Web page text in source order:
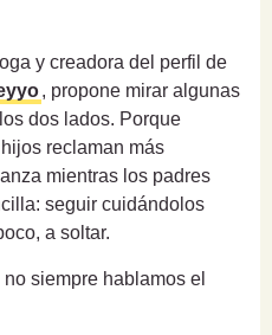
y creadora del perfil de
, propone mirar algunas
dos lados. Porque
reclaman más
mientras los padres
seguir cuidándolos
a soltar.
siempre hablamos el